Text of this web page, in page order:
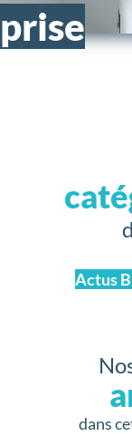
Actus
dans